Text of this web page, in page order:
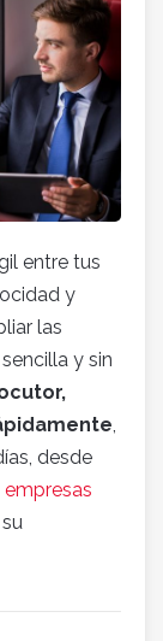
entre tus
y
las
y sin
,
desde